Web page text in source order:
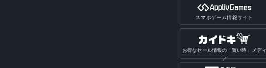
スマホゲーム情報サイト
お得なセール情報の「買い時」メディ
ア